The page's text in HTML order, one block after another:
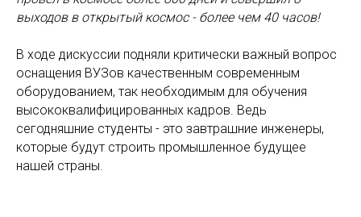
выходов в открытый космос - более чем 40 часов!
В ходе дискуссии подняли критически важный вопрос
оснащения ВУЗов качественным современным
оборудованием, так необходимым для обучения
высококвалифицированных кадров. Ведь
сегодняшние студенты - это завтрашние инженеры,
которые будут строить промышленное будущее
нашей страны.